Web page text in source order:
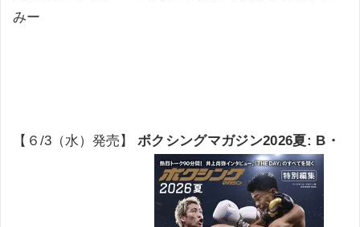
みー
【６/3（水）発売】 ボクシングマガジン2026夏: B・